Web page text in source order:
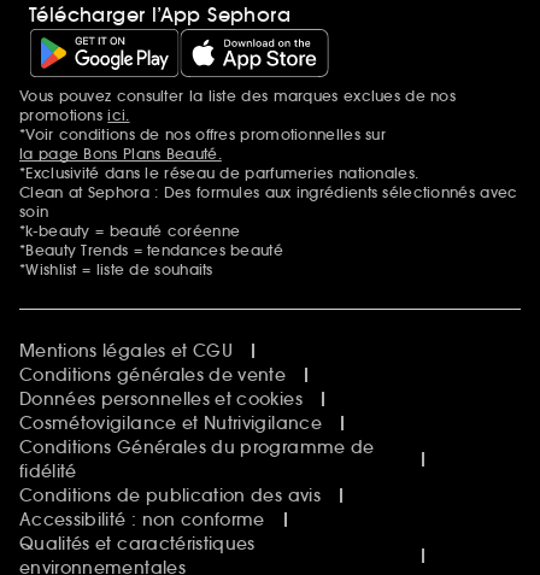
Télécharger l’App Sephora
Mentions additionnelles
Vous pouvez consulter la liste des marques exclues de nos
promotionsici.
*Voir conditions de nos offres promotionnelles sur
la page Bons Plans Beauté.
*Exclusivité dans le réseau de parfumeries nationales.
Clean at Sephora : Des formules aux ingrédients sélectionnés avec
soin
*k-beauty = beauté coréenne
*Beauty Trends = tendances beauté
*Wishlist = liste de souhaits
Mentions légales et CGU
Conditions générales de vente
Données personnelles et cookies
Cosmétovigilance et Nutrivigilance
Conditions Générales du programme de
fidélité
Conditions de publication des avis
Accessibilité : non conforme
Qualités et caractéristiques
environnementales